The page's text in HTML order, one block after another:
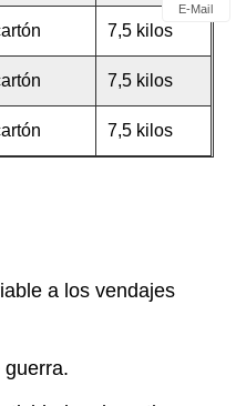
7,5 kilos
7,5 kilos
7,5 kilos
a los vendajes
E-Mail